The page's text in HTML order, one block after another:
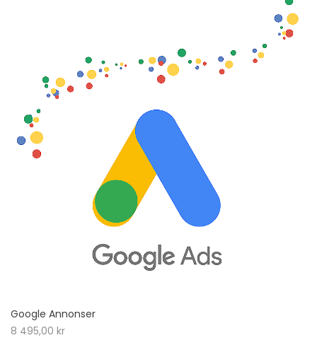
Google Annonser
8 495,00 kr